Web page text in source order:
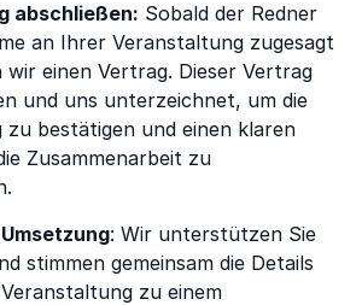
abschließen: Sobald der Redner
an Ihrer Veranstaltung zugesagt
einen Vertrag. Dieser Vertrag
und uns unterzeichnet, um die
zu bestätigen und einen klaren
Zusammenarbeit zu
: Wir unterstützen Sie
stimmen gemeinsam die Details
zu einem